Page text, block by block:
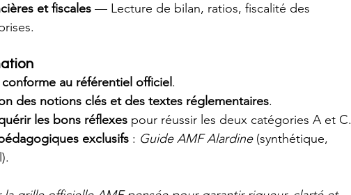
et fiscales — Lecture de bilan, ratios, fiscalité des
au référentiel officiel .
des notions clés et des textes réglementaires.
les bons réflexes pour réussir les deux catégories A et C.
exclusifs : Guide AMF Alardine (synthétique,